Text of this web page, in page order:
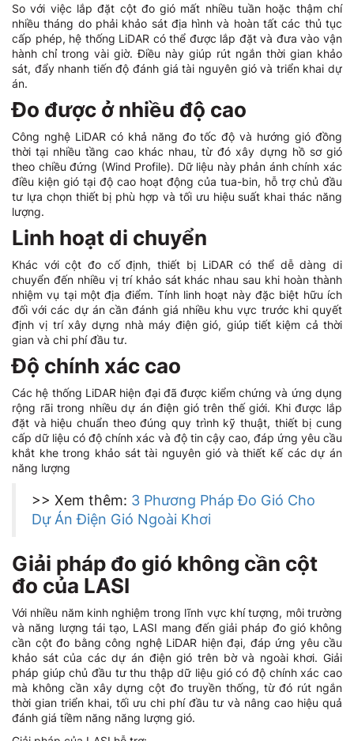
So với việc lắp đặt cột đo gió mất nhiều tuần hoặc thậm chí
nhiều tháng do phải khảo sát địa hình và hoàn tất các thủ tục
cấp phép, hệ thống LiDAR có thể được lắp đặt và đưa vào vận
hành chỉ trong vài giờ. Điều này giúp rút ngắn thời gian khảo
sát, đẩy nhanh tiến độ đánh giá tài nguyên gió và triển khai dự
án.
Đo được ở nhiều độ cao
Công nghệ LiDAR có khả năng đo tốc độ và hướng gió đồng
thời tại nhiều tầng cao khác nhau, từ đó xây dựng hồ sơ gió
theo chiều đứng (Wind Profile). Dữ liệu này phản ánh chính xác
điều kiện gió tại độ cao hoạt động của tua-bin, hỗ trợ chủ đầu
tư lựa chọn thiết bị phù hợp và tối ưu hiệu suất khai thác năng
lượng.
Linh hoạt di chuyển
Khác với cột đo cố định, thiết bị LiDAR có thể dễ dàng di
chuyển đến nhiều vị trí khảo sát khác nhau sau khi hoàn thành
nhiệm vụ tại một địa điểm. Tính linh hoạt này đặc biệt hữu ích
đối với các dự án cần đánh giá nhiều khu vực trước khi quyết
định vị trí xây dựng nhà máy điện gió, giúp tiết kiệm cả thời
gian và chi phí đầu tư.
Độ chính xác cao
Các hệ thống LiDAR hiện đại đã được kiểm chứng và ứng dụng
rộng rãi trong nhiều dự án điện gió trên thế giới. Khi được lắp
đặt và hiệu chuẩn theo đúng quy trình kỹ thuật, thiết bị cung
cấp dữ liệu có độ chính xác và độ tin cậy cao, đáp ứng yêu cầu
khắt khe trong khảo sát tài nguyên gió và thiết kế các dự án
năng lượng
>> Xem thêm: 3 Phương Pháp Đo Gió Cho
Dự Án Điện Gió Ngoài Khơi
Giải pháp đo gió không cần cột
đo của LASI
Với nhiều năm kinh nghiệm trong lĩnh vực khí tượng, môi trường
và năng lượng tái tạo, LASI mang đến giải pháp đo gió không
cần cột đo bằng công nghệ LiDAR hiện đại, đáp ứng yêu cầu
khảo sát của các dự án điện gió trên bờ và ngoài khơi. Giải
pháp giúp chủ đầu tư thu thập dữ liệu gió có độ chính xác cao
mà không cần xây dựng cột đo truyền thống, từ đó rút ngắn
thời gian triển khai, tối ưu chi phí đầu tư và nâng cao hiệu quả
đánh giá tiềm năng năng lượng gió.